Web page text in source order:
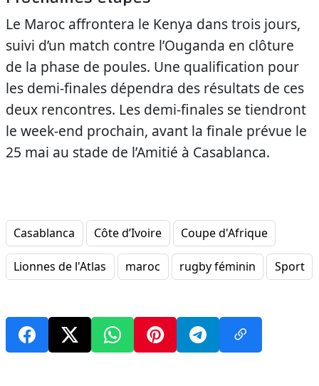
Le Maroc affrontera le Kenya dans trois jours,
suivi d’un match contre l’Ouganda en clôture
de la phase de poules. Une qualification pour
les demi-finales dépendra des résultats de ces
deux rencontres. Les demi-finales se tiendront
le week-end prochain, avant la finale prévue le
25 mai au stade de l’Amitié à Casablanca.
Casablanca Côte d’Ivoire Coupe d'Afrique
Lionnes de l'Atlas maroc rugby féminin Sport